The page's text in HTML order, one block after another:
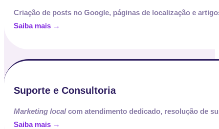
Criação de posts no Google, páginas de localização e
Saiba mais →
Suporte e Consultoria
Marketing local com atendimento dedicado, resolução de
Saiba mais →